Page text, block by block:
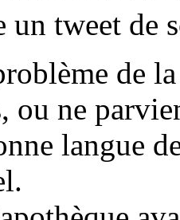
un tweet de
de
ou ne
langue